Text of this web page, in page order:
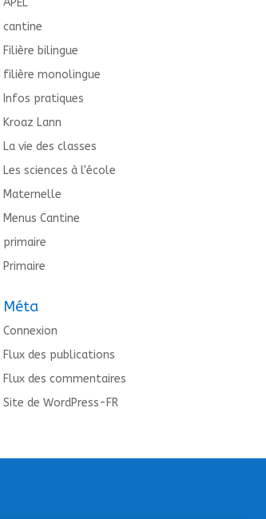
APEL
cantine
Filière bilingue
filière monolingue
Infos pratiques
Kroaz Lann
La vie des classes
Les sciences à l'école
Maternelle
Menus Cantine
primaire
Primaire
Méta
Connexion
Flux des publications
Flux des commentaires
Site de WordPress-FR